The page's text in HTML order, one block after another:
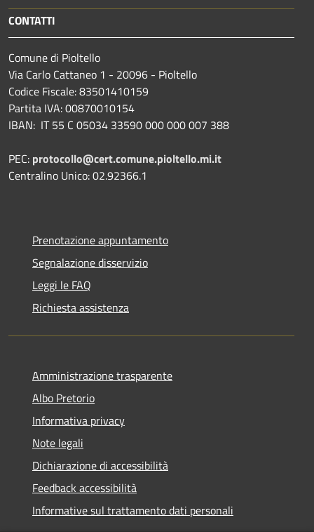
CONTATTI
Comune di Pioltello
Via Carlo Cattaneo 1 - 20096 - Pioltello
Codice Fiscale: 83501410159
Partita IVA: 00870010154
IBAN: IT 55 C 05034 33590 000 000 007 388
PEC: protocollo@cert.comune.pioltello.mi.it
Centralino Unico: 02.92366.1
Prenotazione appuntamento
Segnalazione disservizio
Leggi le FAQ
Richiesta assistenza
Amministrazione trasparente
Albo Pretorio
Informativa privacy
Note legali
Dichiarazione di accessibilità
Feedback accessibilità
Informative sul trattamento dati personali